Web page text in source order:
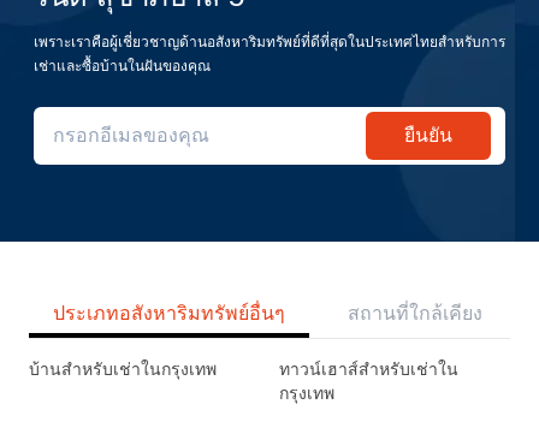
เพราะเราคือผู้เชี่ยวชาญด้านอสังหาริมทรัพย์ที่ดีที่สุดในประเทศไทยสำหรับการ
เช่าและซื้อบ้านในฝันของคุณ
ยืนยัน
ประเภทอสังหาริมทรัพย์อื่นๆ สถานที่ใกล้เคียง
บ้านสำหรับเช่าในกรุงเทพ
ทาวน์เฮาส์สำหรับเช่าใน
กรุงเทพ